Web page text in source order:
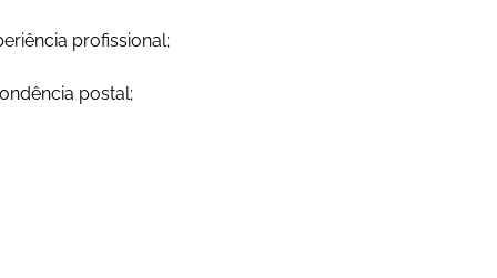
profissional;
postal;